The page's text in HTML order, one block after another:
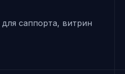
саппорта, витрин